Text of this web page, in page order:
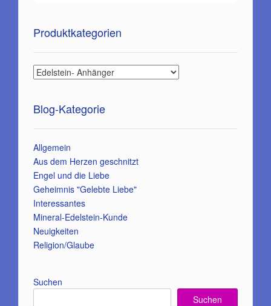
Produktkategorien
Blog-Kategorie
Allgemein
Aus dem Herzen geschnitzt
Engel und die Liebe
Geheimnis "Gelebte Liebe"
Interessantes
Mineral-Edelstein-Kunde
Neuigkeiten
Religion/Glaube
Suchen
Suchen